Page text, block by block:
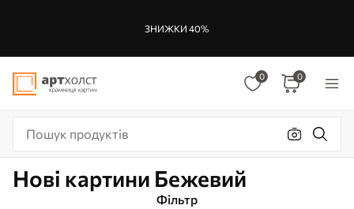
ЗНИЖКИ 40%
0 0
Нові картини Бежевий
Фільтр